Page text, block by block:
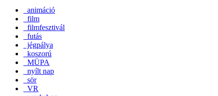
animáció
film
filmfesztivál
futás
jégpálya
koszorú
MÜPA
nyílt nap
sör
VR